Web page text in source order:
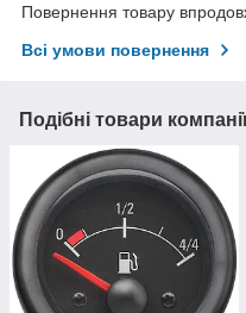
Повернення товару
Всі умови повернення
Подібні товари